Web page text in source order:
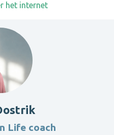
het internet
Life coach